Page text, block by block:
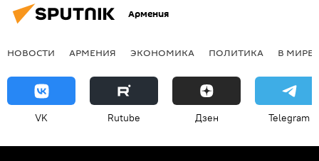
Армения
НОВОСТИ АРМЕНИЯ ЭКОНОМИКА ПОЛИТИКА В МИРЕ
VK Rutube Дзен Telegram